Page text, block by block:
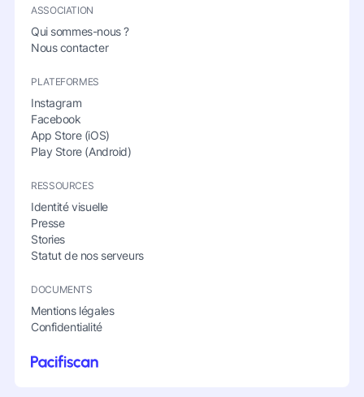
ASSOCIATION
Qui sommes-nous ?
Nous contacter
PLATEFORMES
Instagram
Facebook
App Store (iOS)
Play Store (Android)
RESSOURCES
Identité visuelle
Presse
Stories
Statut de nos serveurs
DOCUMENTS
Mentions légales
Confidentialité